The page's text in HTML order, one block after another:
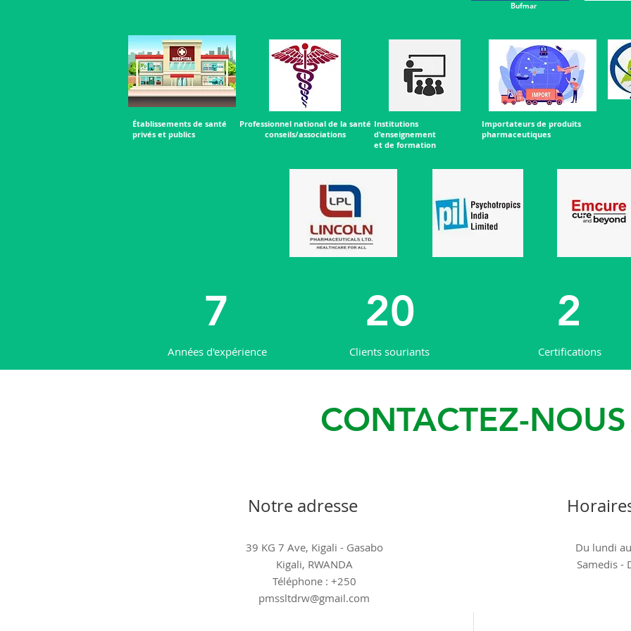
Bufmar
Établissements de santé
privés et publics
Professionnel national de la santé
conseils/associations
Institutions
d'enseignement
et de formation
Importateurs de produits
pharmaceutiques
7
Années d'expérience
20
Clients souriants
2
Certifications
CONTACTEZ-NOUS
Notre adresse
39 KG 7 Ave, Kigali - Gasabo
Kigali, RWANDA
Téléphone : +250
pmssltdrw@gmail.com
Du lundi
Samedis -